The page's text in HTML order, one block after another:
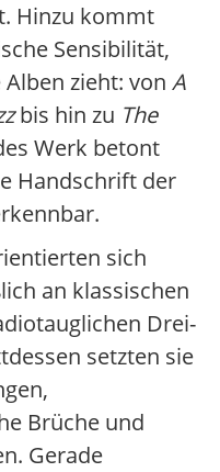
Hinzu kommt
Sensibilität,
zieht: von A
bis hin zu The
Werk betont
Handschrift der
sich
an klassischen
Drei-
setzten sie
Brüche und
Gerade